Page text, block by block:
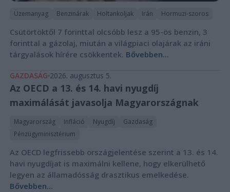
Üzemanyag Benzinárak Holtankoljak Irán Hormuzi-szoros
Csütörtöktől 7 forinttal olcsóbb lesz a 95-ös benzin, 3
forinttal a gázolaj, miután a világpiaci olajárak az iráni
tárgyalások hírére csökkentek. Bővebben...
GAZDASÁG 2026. augusztus 5.
Az OECD a 13. és 14. havi nyugdíj
maximálását javasolja Magyarországnak
Magyarország Infláció Nyugdíj
Gazdaság
Pénzügyminisztérium
Az OECD legfrissebb országjelentése szerint a 13. és 14.
havi nyugdíjat is maximálni kellene, hogy elkerülhető
legyen az államadósság drasztikus emelkedése.
Bővebben...